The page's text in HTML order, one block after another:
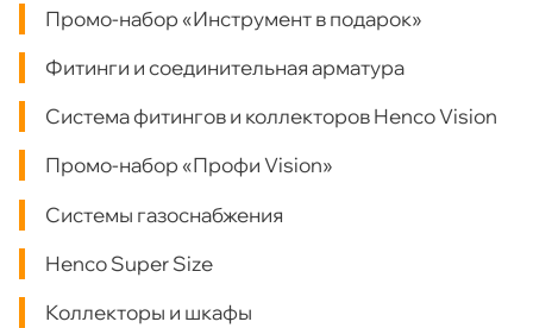
Промо-набор «Инструмент в подарок»
Фитинги и соединительная арматура
Система фитингов и коллекторов Henco Vision
Промо-набор «Профи Vision»
Системы газоснабжения
Henco Super Size
Коллекторы и шкафы